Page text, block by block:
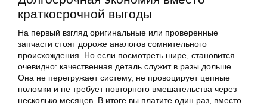
краткосрочной выгоды
На первый взгляд оригинальные или проверенные
запчасти стоят дороже аналогов сомнительного
происхождения. Но если посмотреть шире, становится
очевидно: качественная деталь служит в разы дольше.
Она не перегружает систему, не провоцирует цепные
поломки и не требует повторного вмешательства через
несколько месяцев. В итоге вы платите один раз, вместо